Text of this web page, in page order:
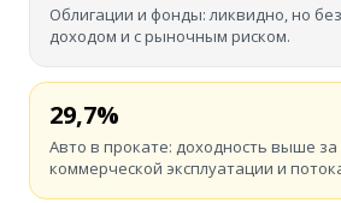
Облигации и фонды: ликвидно, но
доходом и с рыночным риском.
29,7%
Авто в прокате: доходность выше за
коммерческой эксплуатации и